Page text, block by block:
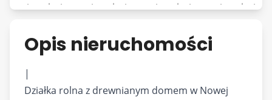
Opis nieruchomości
|
Działka rolna z drewnianym domem w Nowej